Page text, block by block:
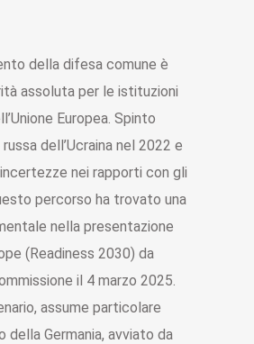
della difesa comune è
assoluta per le istituzioni
Europea. Spinto
russa dell’Ucraina nel 2022 e
nei rapporti con gli
percorso ha trovato una
nella presentazione
(Readiness 2030) da
il 4 marzo 2025.
assume particolare
della Germania, avviato da